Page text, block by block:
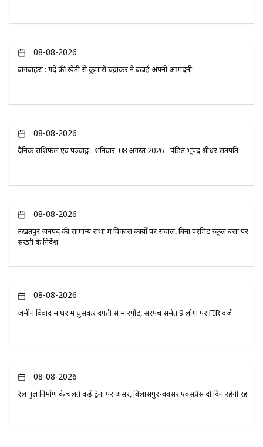
08-08-2026
बागबाहरा : गेंदे की खेती से कुमारी चंद्राकर ने बढ़ाई अपनी आमदनी
08-08-2026
दैनिक राशिफल एवं पञ्चाङ्ग : शनिवार, 08 अगस्त 2026 - पंडित भूपेंद्र श्रीधर सतपति
08-08-2026
तखतपुर जनपद की सामान्य सभा में विकास कार्यों पर सवाल, बिना परमिट स्कूल बसों पर
सख्ती के निर्देश
08-08-2026
जमीन विवाद में घर में घुसकर दंपती से मारपीट, सरपंच समेत 9 लोगों पर FIR दर्ज
08-08-2026
रेल पुल निर्माण के चलते कई ट्रेनों पर असर, बिलासपुर-बक्सर एक्सप्रेस दो दिन रहेगी रद्द